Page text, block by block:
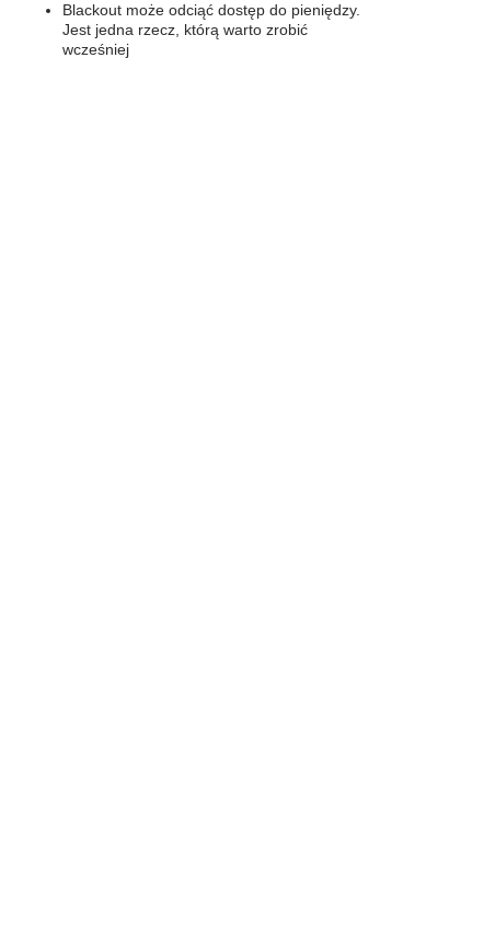
Blackout może odciąć dostęp do pieniędzy.
Jest jedna rzecz, którą warto zrobić
wcześniej